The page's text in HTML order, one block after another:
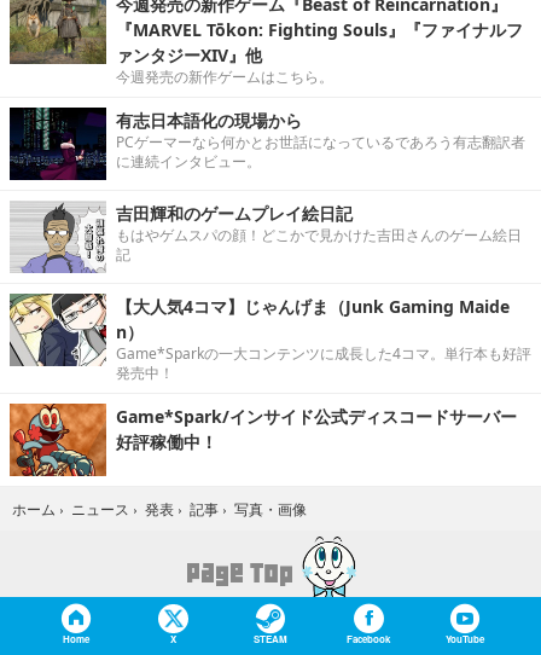
今週発売の新作ゲーム『Beast of Reincarnation』
『MARVEL Tōkon: Fighting Souls』『ファイナルフ
ァンタジーXIV』他
今週発売の新作ゲームはこちら。
有志日本語化の現場から
PCゲーマーなら何かとお世話になっているであろう有志翻訳者
に連続インタビュー。
吉田輝和のゲームプレイ絵日記
もはやゲムスパの顔！どこかで見かけた吉田さんのゲーム絵日
記
【大人気4コマ】じゃんげま（Junk Gaming Maide
n）
Game*Sparkの一大コンテンツに成長した4コマ。単行本も好評
発売中！
Game*Spark/インサイド公式ディスコードサーバー
好評稼働中！
ホーム › ニュース › 発表 › 記事 › 写真・画像
Home X STEAM Facebook YouTube